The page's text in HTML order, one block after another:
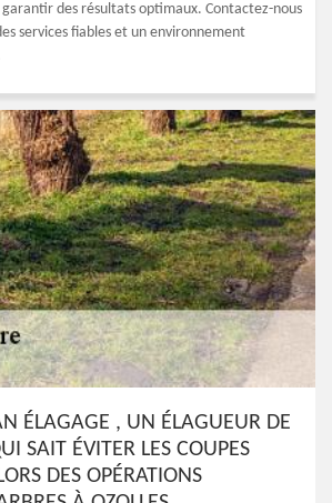
des résultats optimaux. Contactez-nous
services fiables et un environnement
ÉLAGAGE , UN ÉLAGUEUR DE
SAIT ÉVITER LES COUPES
DES OPÉRATIONS